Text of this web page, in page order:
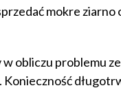
mokre ziarno
obliczu problemu